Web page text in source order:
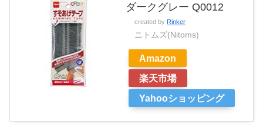
ダークグレー Q0012
created by Rinker
ニトムズ(Nitoms)
Amazon
楽天市場
Yahooショッピング